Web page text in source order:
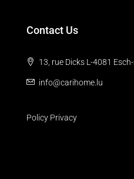
Contact Us
13, rue Dicks L-4081
info@carihome.lu
Policy Privacy